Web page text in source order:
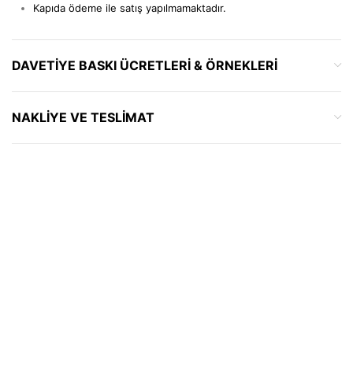
Kapıda ödeme ile satış yapılmamaktadır.
DAVETIYE BASKI ÜCRETLERI & ÖRNEKLERI
NAKLIYE VE TESLIMAT